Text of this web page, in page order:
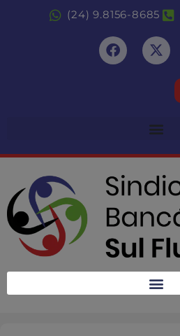
(24) 9.8156-8685